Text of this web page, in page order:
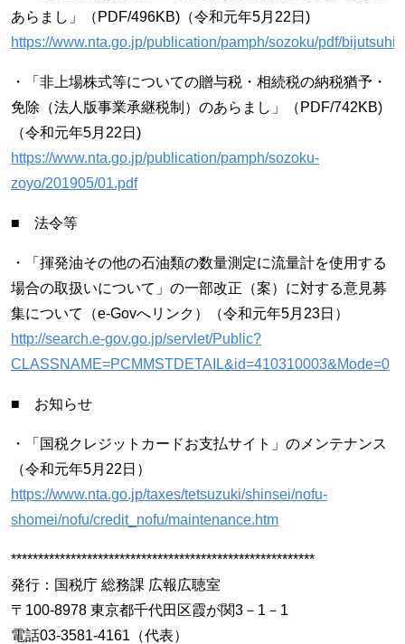
あらまし」（PDF/496KB)（令和元年5月22日)
https://www.nta.go.jp/publication/pamph/sozoku/pdf/
・「非上場株式等についての贈与税・相続税の納税猶予・
免除（法人版事業承継税制）のあらまし」（PDF/742KB)
（令和元年5月22日)
https://www.nta.go.jp/publication/pamph/sozoku-
zoyo/201905/01.pdf
■ 法令等
・「揮発油その他の石油類の数量測定に流量計を使用する
場合の取扱いについて」の一部改正（案）に対する意見募
集について（e-Govへリンク）（令和元年5月23日）
http://search.e-gov.go.jp/servlet/Public?
CLASSNAME=PCMMSTDETAIL&id=410310003&Mode=0
■ お知らせ
・「国税クレジットカードお支払サイト」のメンテナンス
（令和元年5月22日）
https://www.nta.go.jp/taxes/tetsuzuki/shinsei/nofu-
shomei/nofu/credit_nofu/maintenance.htm
********************************************************
発行：国税庁 総務課 広報広聴室
〒100-8978 東京都千代田区霞が関3－1－1
電話03-3581-4161（代表）